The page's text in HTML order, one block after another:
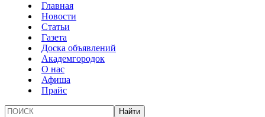
Главная
Новости
Статьи
Газета
Доска объявлений
Академгородок
О нас
Афиша
Прайс